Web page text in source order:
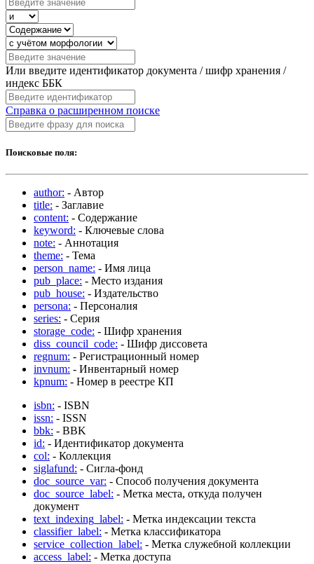
Или введите идентификатор документа / шифр хранения /
индекс ББК
Справка о расширенном поиске
Поисковые поля:
author: - Автор
title: - Заглавие
content: - Содержание
keyword: - Ключевые слова
note: - Аннотация
theme: - Тема
person_name: - Имя лица
pub_place: - Место издания
pub_house: - Издательство
persona: - Персоналия
series: - Серия
storage_code: - Шифр хранения
diss_council_code: - Шифр диссовета
regnum: - Регистрационный номер
invnum: - Инвентарный номер
kpnum: - Номер в реестре КП
isbn: - ISBN
issn: - ISSN
bbk: - BBK
id: - Идентификатор документа
col: - Коллекция
siglafund: - Сигла-фонд
doc_source_var: - Способ получения документа
doc_source_label: - Метка места, откуда получен
документ
text_indexing_label: - Метка индексации текста
classifier_label: - Метка классификатора
service_collection_label: - Метка служебной коллекции
access_label: - Метка доступа